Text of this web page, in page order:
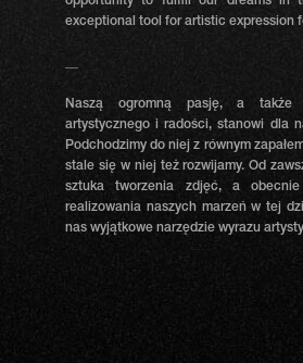
exceptional tool for artistic expression
Naszą ogromną pasję, a także
artystycznego i radości, stanowi dla
Podchodzimy do niej z równym
stale się w niej też rozwijamy. Od
sztuka tworzenia zdjęć, a obecnie
realizowania naszych marzeń w tej
nas wyjątkowe narzędzie wyrazu